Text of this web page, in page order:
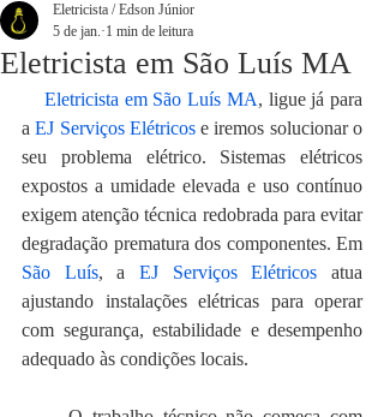
Eletricista em São Luís MA
Eletricista / Edson Júnior
5 de jan. 1 min de leitura
Eletricista em São Luís MA, ligue já para
a EJ Serviços Elétricos e iremos solucionar o
seu problema elétrico. Sistemas elétricos
expostos a umidade elevada e uso contínuo
exigem atenção técnica redobrada para evitar
São Luís, a EJ Serviços Elétricos atua
ajustando instalações elétricas para operar
com segurança, estabilidade e desempenho
adequado às condições locais.